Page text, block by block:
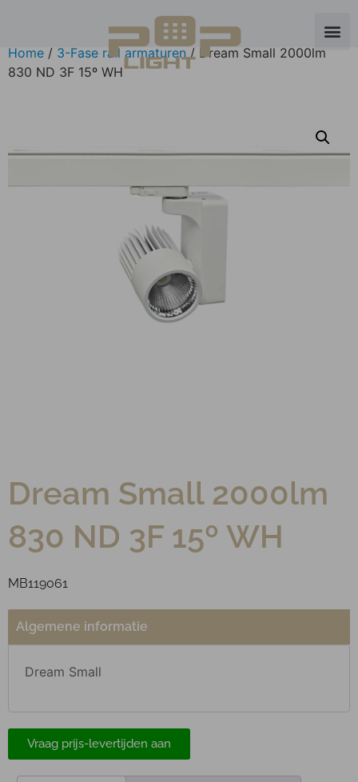
Home / 3-Fase rail armaturen / Dream Small 2000lm
830 ND 3F 15º WH
Dream Small 2000lm
830 ND 3F 15º WH
MB119061
Algemene informatie
Dream Small
Vraag prijs-levertijden aan